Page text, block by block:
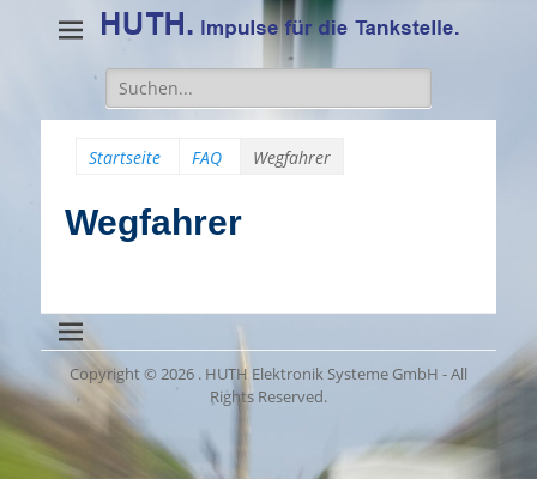
Suche
für:
Startseite FAQ Wegfahrer
Wegfahrer
Copyright © 2026 . HUTH Elektronik Systeme GmbH - All
Rights Reserved.